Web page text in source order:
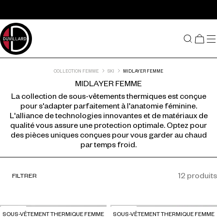
COLLECTION FEMME SKI MIDLAYER FEMME
MIDLAYER FEMME
La collection de sous-vêtements thermiques est conçue
pour s'adapter parfaitement à l'anatomie féminine.
L'alliance de technologies innovantes et de matériaux de
qualité vous assure une protection optimale. Optez pour
des pièces uniques conçues pour vous garder au chaud
par temps froid.
FILTRER 12 produits
SOUS-VÊTEMENT THERMIQUE FEMME
-30 %
SOUS-VÊTEMENT THERMIQUE FEMME
-30 %